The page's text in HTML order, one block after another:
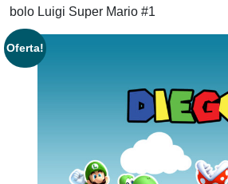
bolo Luigi Super Mario #1
Oferta!